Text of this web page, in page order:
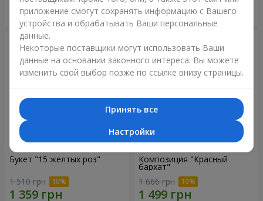
Заказать Заказать
Букет "15 желтых роз"
1 510 грн
Композиция "Красный
бархат"
1 666 грн
приложение смогут сохранять информацию с Вашего
устройства и обрабатывать Ваши персональные
данные.
Некоторые поставщики могут использовать Ваши
данные на основании законного интереса. Вы можете
изменить свой выбор позже по ссылке внизу страницы.
Принять все
Настройки